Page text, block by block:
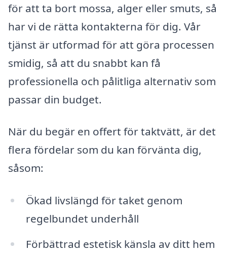
för att ta bort mossa, alger eller smuts, så
har vi de rätta kontakterna för dig. Vår
tjänst är utformad för att göra processen
smidig, så att du snabbt kan få
professionella och pålitliga alternativ som
passar din budget.
När du begär en offert för taktvätt, är det
flera fördelar som du kan förvänta dig,
såsom:
Ökad livslängd för taket genom
regelbundet underhåll
Förbättrad estetisk känsla av ditt hem